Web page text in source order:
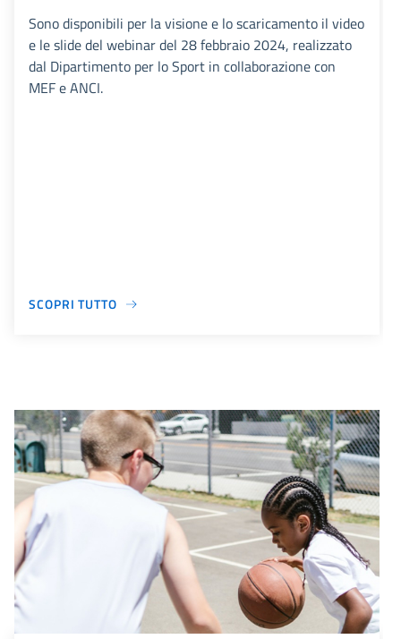
Sono disponibili per la visione e lo scaricamento il video
e le slide del webinar del 28 febbraio 2024, realizzato
dal Dipartimento per lo Sport in collaborazione con
MEF e ANCI.
SCOPRI TUTTO